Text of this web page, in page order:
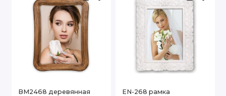
BM2468 деревянная
EN-268 рамка